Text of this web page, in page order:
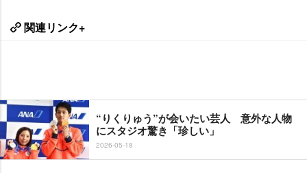
関連リンク+
“りくりゅう”が会いたい芸人 意外な人物
にスタジオ驚き「珍しい」
2026-05-18